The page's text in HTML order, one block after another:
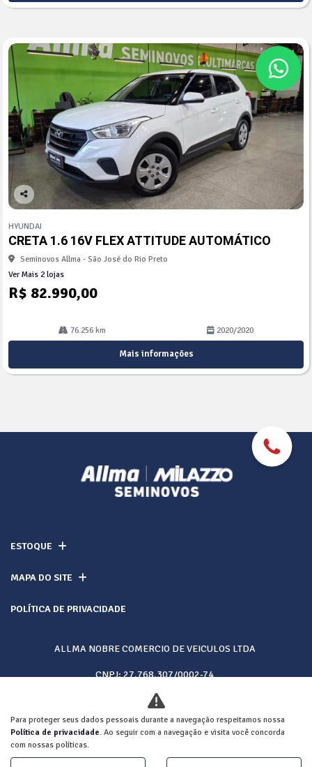
Co
arti
lhe
HYUNDAI
CRETA 1.6 16V FLEX ATTITUDE AUTOMÁTICO
Seminovos Allma - São José do Rio Preto
Ver Mais 2 lojas
R$ 82.990,00
76.256 km 2020/2020
Mais informações
ESTOQUE
MAPA DO SITE
POLÍTICA DE PRIVACIDADE
ALLMA NOBRE COMERCIO DE VEICULOS LTDA
CNPJ: 27.768.307/0002-74
Desacelere. Seu bem maior é a vida.
Para proteger seus dados pessoais durante a navegação respeitamos nossa
Política de privacidade. Ao seguir com a navegação e visita você concorda
com nossas políticas.